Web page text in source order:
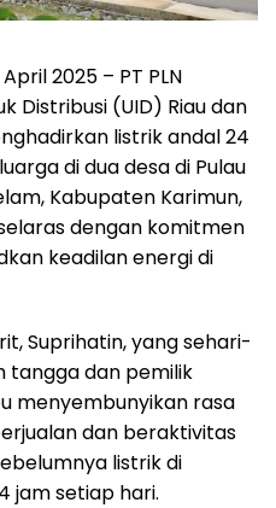
2025 – PT PLN
Distribusi (UID) Riau dan
listrik andal 24
di dua desa di Pulau
Kabupaten Karimun,
dengan komitmen
keadilan energi di
Suprihatin, yang sehari-
tangga dan pemilik
menyembunyikan rasa
dan beraktivitas
listrik di
jam setiap hari.